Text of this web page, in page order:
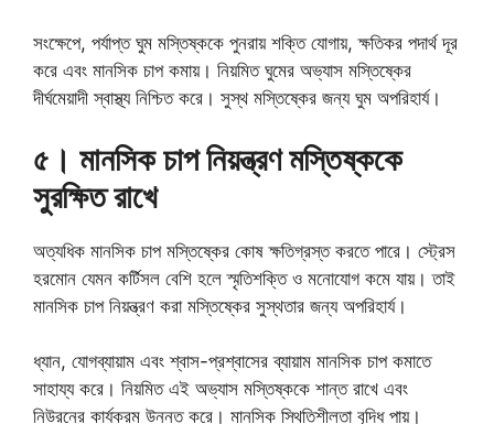
সংক্ষেপে, পর্যাপ্ত ঘুম মস্তিষ্ককে পুনরায় শক্তি যোগায়, ক্ষতিকর পদার্থ দূর
করে এবং মানসিক চাপ কমায়। নিয়মিত ঘুমের অভ্যাস মস্তিষ্কের
দীর্ঘমেয়াদী স্বাস্থ্য নিশ্চিত করে। সুস্থ মস্তিষ্কের জন্য ঘুম অপরিহার্য।
৫। মানসিক চাপ নিয়ন্ত্রণ মস্তিষ্ককে
সুরক্ষিত রাখে
অত্যধিক মানসিক চাপ মস্তিষ্কের কোষ ক্ষতিগ্রস্ত করতে পারে। স্ট্রেস
হরমোন যেমন কর্টিসল বেশি হলে স্মৃতিশক্তি ও মনোযোগ কমে যায়। তাই
মানসিক চাপ নিয়ন্ত্রণ করা মস্তিষ্কের সুস্থতার জন্য অপরিহার্য।
ধ্যান, যোগব্যায়াম এবং শ্বাস-প্রশ্বাসের ব্যায়াম মানসিক চাপ কমাতে
সাহায্য করে। নিয়মিত এই অভ্যাস মস্তিষ্ককে শান্ত রাখে এবং
নিউরনের কার্যক্রম উন্নত করে। মানসিক স্থিতিশীলতা বৃদ্ধি পায়।